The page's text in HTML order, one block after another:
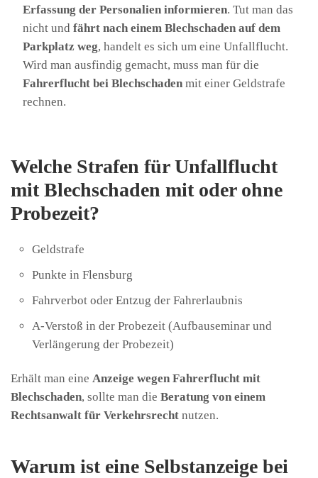
Erfassung der Personalien informieren. Tut man das
nicht und fährt nach einem Blechschaden auf dem
Parkplatz weg, handelt es sich um eine Unfallflucht.
Wird man ausfindig gemacht, muss man für die
Fahrerflucht bei Blechschaden mit einer Geldstrafe
rechnen.
Welche Strafen für Unfallflucht
mit Blechschaden mit oder ohne
Probezeit?
Geldstrafe
Punkte in Flensburg
Fahrverbot oder Entzug der Fahrerlaubnis
A-Verstoß in der Probezeit (Aufbauseminar und
Verlängerung der Probezeit)
Erhält man eine Anzeige wegen Fahrerflucht mit
Blechschaden, sollte man die Beratung von einem
Rechtsanwalt für Verkehrsrecht nutzen.
Warum ist eine Selbstanzeige bei